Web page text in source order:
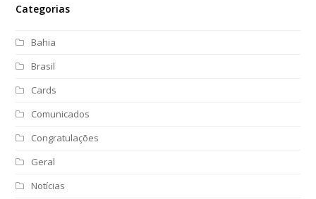
Categorias
Bahia
Brasil
Cards
Comunicados
Congratulações
Geral
Notícias